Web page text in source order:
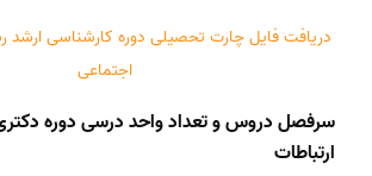
دریافت فایل چارت تحصیلی دوره کارشناسی ارشد
اجتماعی
سرفصل دروس و تعداد واحد درسی دوره
ارتباطات